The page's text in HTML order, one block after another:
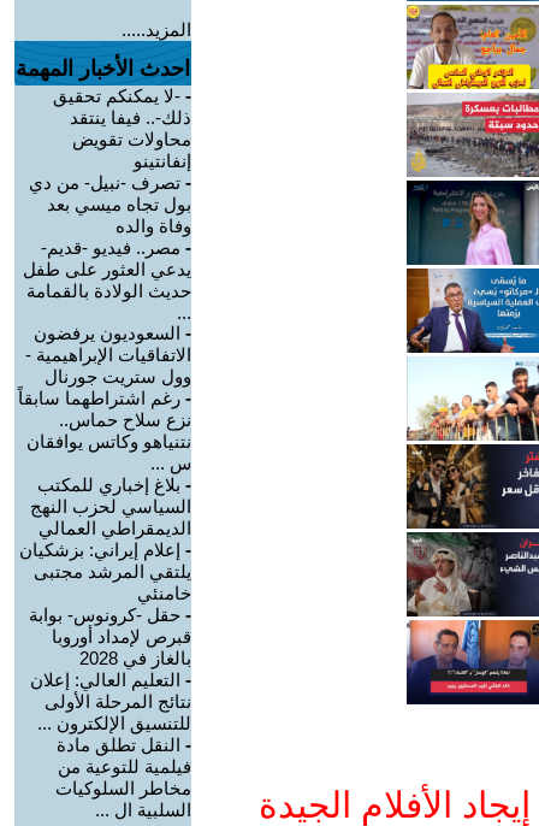
الأفلام الجيدة
المزيد.....
احدث الأخبار المهمة
- -لا يمكنكم تحقيق
ذلك-.. فيفا ينتقد
محاولات تقويض
إنفانتينو
- تصرف -نبيل- من دي
بول تجاه ميسي بعد
وفاة والده
- مصر.. فيديو -قديم-
يدعي العثور على طفل
حديث الولادة بالقمامة
...
- السعوديون يرفضون
الاتفاقيات الإبراهيمية -
وول ستريت جورنال
- رغم اشتراطهما سابقاً
نزع سلاح حماس..
نتنياهو وكاتس يوافقان
س ...
- بلاغ إخباري للمكتب
السياسي لحزب النهج
الديمقراطي العمالي
- إعلام إيراني: بزشكيان
يلتقي المرشد مجتبى
خامنئي
- حقل -كرونوس- بوابة
قبرص لإمداد أوروبا
بالغاز في 2028
- التعليم العالي: إعلان
نتائج المرحلة الأولى
للتنسيق الإلكترون ...
- النقل تطلق مادة
فيلمية للتوعية من
مخاطر السلوكيات
السلبية ال ...